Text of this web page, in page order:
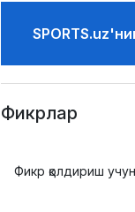
Фикрлар
Фикр қолдириш учун